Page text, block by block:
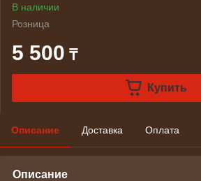
В наличии
Розница
5 500 ₸
Купить
Описание Доставка Оплата
Описание